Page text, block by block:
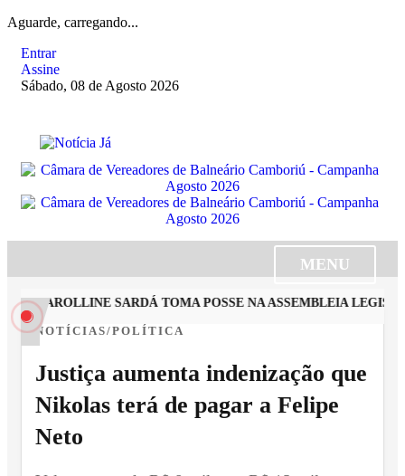
Aguarde, carregando...
Entrar
Assine
Sábado, 08 de Agosto 2026
MENU
CAROLLINE SARDÁ TOMA POSSE NA ASSEMBLEIA
NOTÍCIAS/POLÍTICA
Justiça aumenta indenização que
Nikolas terá de pagar a Felipe
Neto